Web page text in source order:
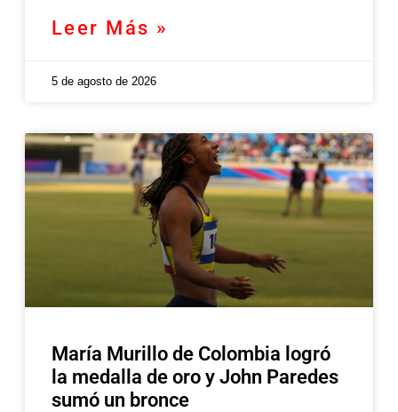
Leer Más »
5 de agosto de 2026
María Murillo de Colombia logró
la medalla de oro y John Paredes
sumó un bronce